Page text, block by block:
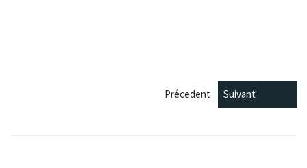
Précedent Suivant